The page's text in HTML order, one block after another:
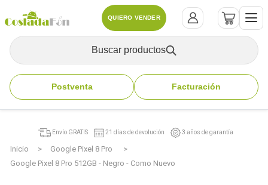
QUIERO VENDER
Buscar productos
Postventa Facturación
Inicio
Google Pixel 8 Pro
Google Pixel 8 Pro 512GB - Negro - Como Nuevo
Envío GRATIS 21 días de devolución 3 años de garantía